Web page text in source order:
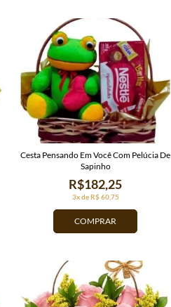
COMPRAR
3x de R$ 60,75
R$182,25
Cesta Pensando Em Você Com Pelúcia De
Sapinho